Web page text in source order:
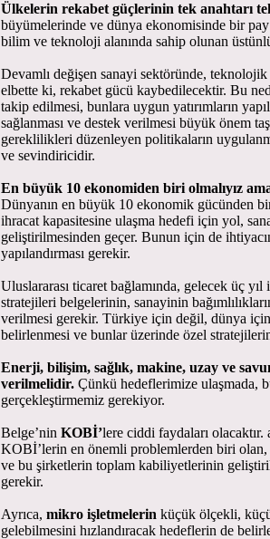
Ülkelerin rekabet güçlerinin tek anahtarı
büyümelerinde ve dünya ekonomisinde bir
bilim ve teknoloji alanında sahip olunan
Devamlı değişen sanayi sektöründe,
elbette ki, rekabet gücü kaybedilecektir. Bu
takip edilmesi, bunlara uygun yatırımların
sağlanması ve destek verilmesi büyük önem
gereklilikleri düzenleyen politikaların
ve sevindiricidir.
En büyük 10 ekonomiden biri olmalıyız
Dünyanın en büyük 10 ekonomik gücünden
ihracat kapasitesine ulaşma hedefi için yol,
geliştirilmesinden geçer. Bunun için de
yapılandırması gerekir.
Uluslararası ticaret bağlamında, gelecek üç
stratejileri belgelerinin, sanayinin
verilmesi gerekir. Türkiye için değil, dünya
belirlenmesi ve bunlar üzerinde özel
Enerji, bilişim, sağlık, makine, uzay ve
verilmelidir. Çünkü hedeflerimize ulaşmada,
gerçekleştirmemiz gerekiyor.
Belge’nin KOBİ’lere ciddi faydaları olacaktır.
KOBİ’lerin en önemli problemlerden biri olan,
ve bu şirketlerin toplam kabiliyetlerinin
gerekir.
Ayrıca, mikro işletmelerin küçük ölçekli,
gelebilmesini hızlandıracak hedeflerin de